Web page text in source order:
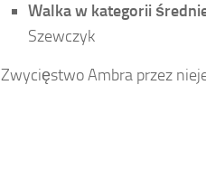
Walka w kategorii
Szewczyk
Zwycięstwo Ambra przez